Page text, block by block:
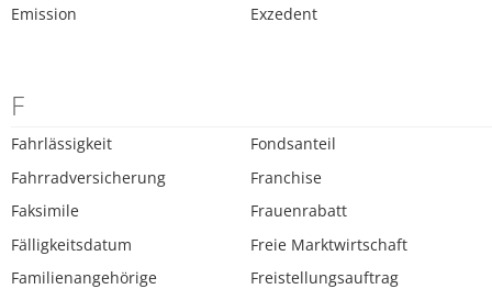
Emission
Exzedent
F
Fahrlässigkeit
Fahrradversicherung
Faksimile
Fälligkeitsdatum
Familienangehörige
Fondsanteil
Franchise
Frauenrabatt
Freie Marktwirtschaft
Freistellungsauftrag